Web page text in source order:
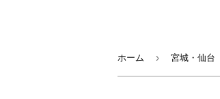
ホーム ›